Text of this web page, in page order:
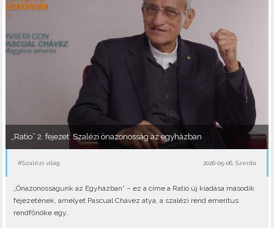
„Ratio” 2. fejezet: Szalézi önazonosság az egyházban
#Szalézi világ 2026-05-06, Szerda
„Önazonosságunk az Egyházban” – ez a címe a Ratio új kiadása második
fejezetének, amelyet Pascual Chávez atya, a szalézi rend emeritus
rendfőnöke egy..